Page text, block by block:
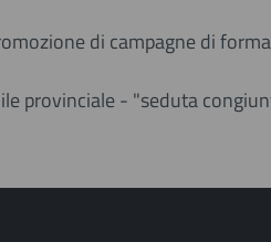
di campagne di
provinciale - "seduta